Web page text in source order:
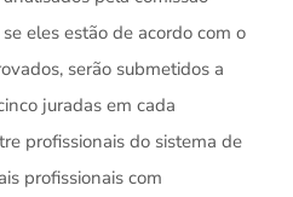
eles estão de acordo com o
serão submetidos a
juradas em cada
profissionais do sistema de
profissionais com